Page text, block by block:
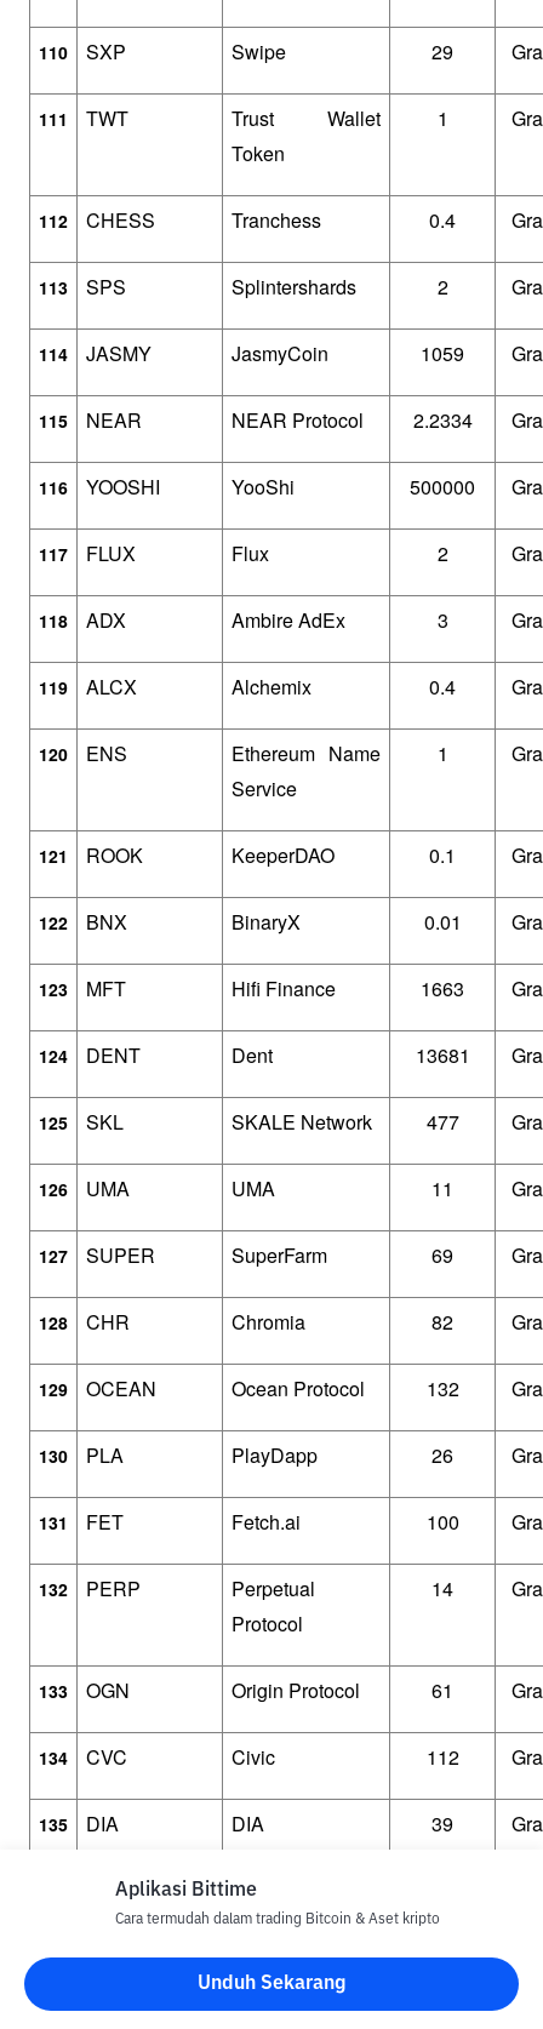
110 SXP Swipe 29
111 TWT
Trust Wallet
Token
1
112 CHESS Tranchess 0.4
113 SPS Splintershards 2
114 JASMY JasmyCoin 1059
115 NEAR NEAR Protocol 2.2334
116 YOOSHI YooShi 500000
117 FLUX Flux 2
118 ADX Ambire AdEx 3
119 ALCX Alchemix 0.4
120 ENS
Ethereum Name
Service
1
121 ROOK KeeperDAO 0.1
122 BNX BinaryX 0.01
123 MFT Hifi Finance 1663
124 DENT Dent 13681
125 SKL SKALE Network 477
126 UMA UMA 11
127 SUPER SuperFarm 69
128 CHR Chromia 82
129 OCEAN Ocean Protocol 132
130 PLA PlayDapp 26
131 FET Fetch.ai 100
132 PERP
Perpetual
Protocol
14
133 OGN Origin Protocol 61
134 CVC Civic 112
135 DIA DIA 39
TVK
Terra Virtua
Kolect
Venus
Aplikasi Bittime
Cara termudah dalam trading Bitcoin & Aset kripto
Unduh Sekarang